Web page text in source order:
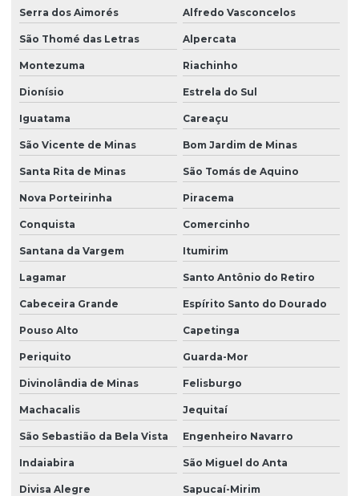
Serra dos Aimorés Alfredo Vasconcelos
São Thomé das Letras Alpercata
Montezuma Riachinho
Dionísio Estrela do Sul
Iguatama Careaçu
São Vicente de Minas Bom Jardim de Minas
Santa Rita de Minas São Tomás de Aquino
Nova Porteirinha Piracema
Conquista Comercinho
Santana da Vargem Itumirim
Lagamar Santo Antônio do Retiro
Cabeceira Grande Espírito Santo do Dourado
Pouso Alto Capetinga
Periquito Guarda-Mor
Divinolândia de Minas Felisburgo
Machacalis Jequitaí
São Sebastião da Bela Vista Engenheiro Navarro
Indaiabira São Miguel do Anta
Divisa Alegre Sapucaí-Mirim